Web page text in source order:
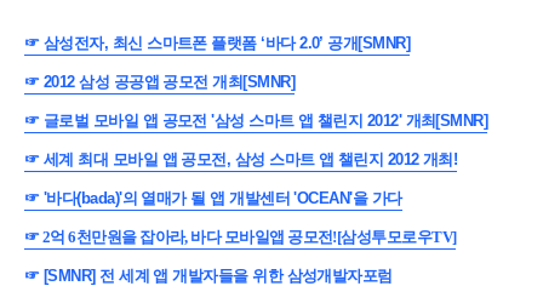
☞ 삼성전자, 최신 스마트폰 플랫폼 ‘바다 2.0’ 공개[SMNR]
☞ 2012 삼성 공공앱 공모전 개최[SMNR]
☞글로벌 모바일 앱 공모전 '삼성 스마트 앱 챌린지 2012' 개최[SMNR]
☞세계 최대 모바일 앱 공모전, 삼성 스마트 앱 챌린지 2012 개최!
☞'바다(bada)'의 열매가 될 앱 개발센터 'OCEAN'을 가다
☞2억 6천만원을 잡아라, 바다 모바일앱 공모전![삼성투모로우TV]
☞[SMNR] 전 세계 앱 개발자들을 위한 삼성개발자포럼